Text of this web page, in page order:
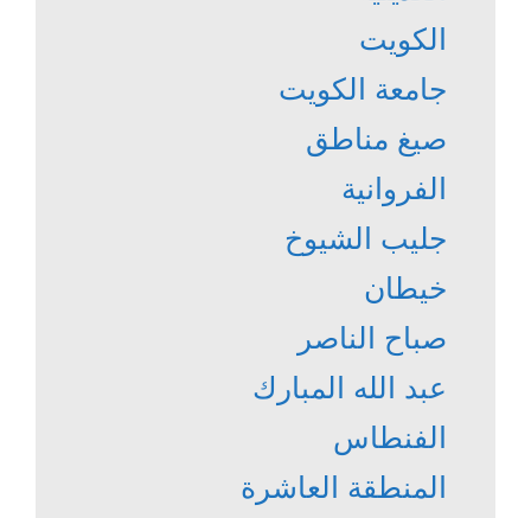
الكويت
جامعة الكويت
صيغ مناطق
الفروانية
جليب الشيوخ
خيطان
صباح الناصر
عبد الله المبارك
الفنطاس
المنطقة العاشرة